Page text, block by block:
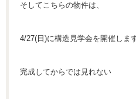
そしてこちらの物件は、
4/27(日)に構造見学会を開催しま
完成してからでは見れない